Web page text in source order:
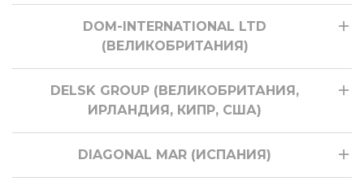
DOM-INTERNATIONAL LTD
(ВЕЛИКОБРИТАНИЯ)
DELSK GROUP (ВЕЛИКОБРИТАНИЯ,
ИРЛАНДИЯ, КИПР, США)
DIAGONAL MAR (ИСПАНИЯ)